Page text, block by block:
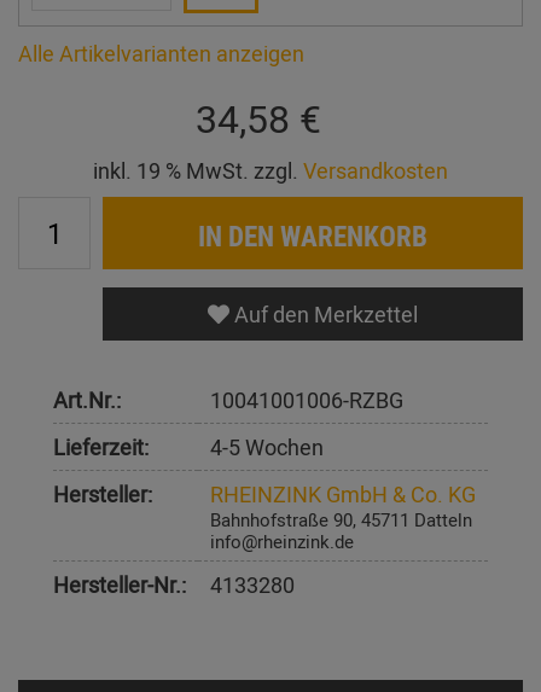
Alle Artikelvarianten anzeigen
34,58 €
inkl. 19 % MwSt. zzgl. Versandkosten
IN DEN WARENKORB
Auf den Merkzettel
Art.Nr.:
10041001006-RZBG
Lieferzeit:
4-5 Wochen
Hersteller:
RHEINZINK GmbH & Co. KG
Bahnhofstraße 90, 45711 Datteln
info@rheinzink.de
Hersteller-Nr.: 4133280